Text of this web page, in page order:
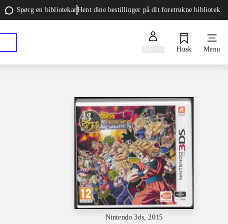
Spørg en bibliotekarHent dine bestillinger på dit foretrukne bibliotek
Husk Menu
Nintendo 3ds, 2015